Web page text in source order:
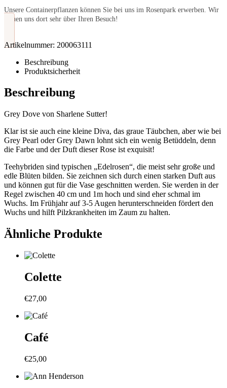
Unsere Containerpflanzen können Sie bei uns im Rosenpark erwerben. Wir
freuen uns dort sehr über Ihren Besuch!
Artikelnummer: 200063111
Beschreibung
Produktsicherheit
Beschreibung
Grey Dove von Sharlene Sutter!
Klar ist sie auch eine kleine Diva, das graue Täubchen, aber wie bei
Grey Pearl oder Grey Dawn lohnt sich ein wenig Betüddeln, denn
die Farbe und der Duft dieser Rose ist exquisit!
Teehybriden sind typischen „Edelrosen“, die meist sehr große und
edle Blüten bilden. Sie zeichnen sich durch einen starken Duft aus
und können gut für die Vase geschnitten werden. Sie werden in der
Regel zwischen 40 cm und 1m hoch und sind eher schmal im
Wuchs. Im Frühjahr auf 3-5 Augen herunterschneiden fördert den
Wuchs und hilft Pilzkrankheiten im Zaum zu halten.
Ähnliche Produkte
Colette
€27,00
Café
€25,00